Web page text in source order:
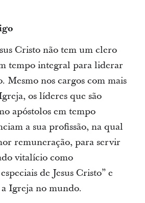
Cristo não tem um clero
tempo integral para liderar
Mesmo nos cargos com mais
os líderes que são
apóstolos em tempo
a sua profissão, na qual
remuneração, para servir
vitalício como
de Jesus Cristo” e
Igreja no mundo.